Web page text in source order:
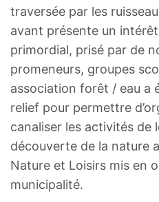
traversée par les
avant présente un
primordial, prisé par de
promeneurs, groupes
association forêt / eau a
relief pour permettre
canaliser les activités de
découverte de la nature
Nature et Loisirs mis en
municipalité.